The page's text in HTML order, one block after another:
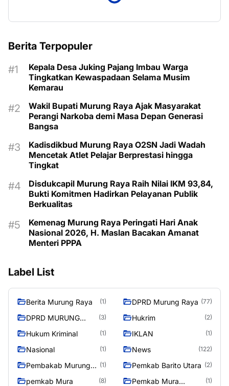
Berita Terpopuler
Kepala Desa Juking Pajang Imbau Warga
Tingkatkan Kewaspadaan Selama Musim
Kemarau
Wakil Bupati Murung Raya Ajak Masyarakat
Perangi Narkoba demi Masa Depan Generasi
Bangsa
Kadisdikbud Murung Raya O2SN Jadi Wadah
Mencetak Atlet Pelajar Berprestasi hingga
Tingkat
Disdukcapil Murung Raya Raih Nilai IKM 93,84,
Bukti Komitmen Hadirkan Pelayanan Publik
Berkualitas
Kemenag Murung Raya Peringati Hari Anak
Nasional 2026, H. Maslan Bacakan Amanat
Menteri PPPA
Label List
Berita Murung Raya (1) DPRD Murung Raya (77)
DPRD MURUNG
(3) Hukrim (2)
Hukum Kriminal (1) IKLAN (1)
Nasional (1) News (122)
Pembakab Murung
(1) Pemkab Barito Utara (2)
pemkab Mura (8)
Pemkab Mura
(1)